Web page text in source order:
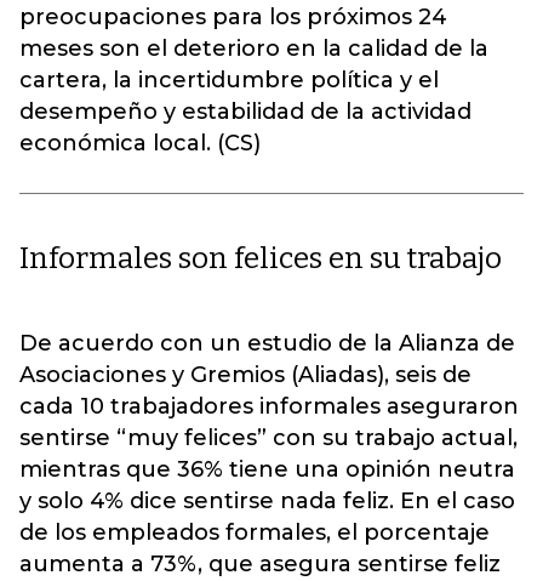
preocupaciones para los próximos 24
meses son el deterioro en la calidad de la
cartera, la incertidumbre política y el
desempeño y estabilidad de la actividad
económica local. (CS)
Informales son felices en su trabajo
De acuerdo con un estudio de la Alianza de
Asociaciones y Gremios (Aliadas), seis de
cada 10 trabajadores informales aseguraron
sentirse “muy felices” con su trabajo actual,
mientras que 36% tiene una opinión neutra
y solo 4% dice sentirse nada feliz. En el caso
de los empleados formales, el porcentaje
aumenta a 73%, que asegura sentirse feliz